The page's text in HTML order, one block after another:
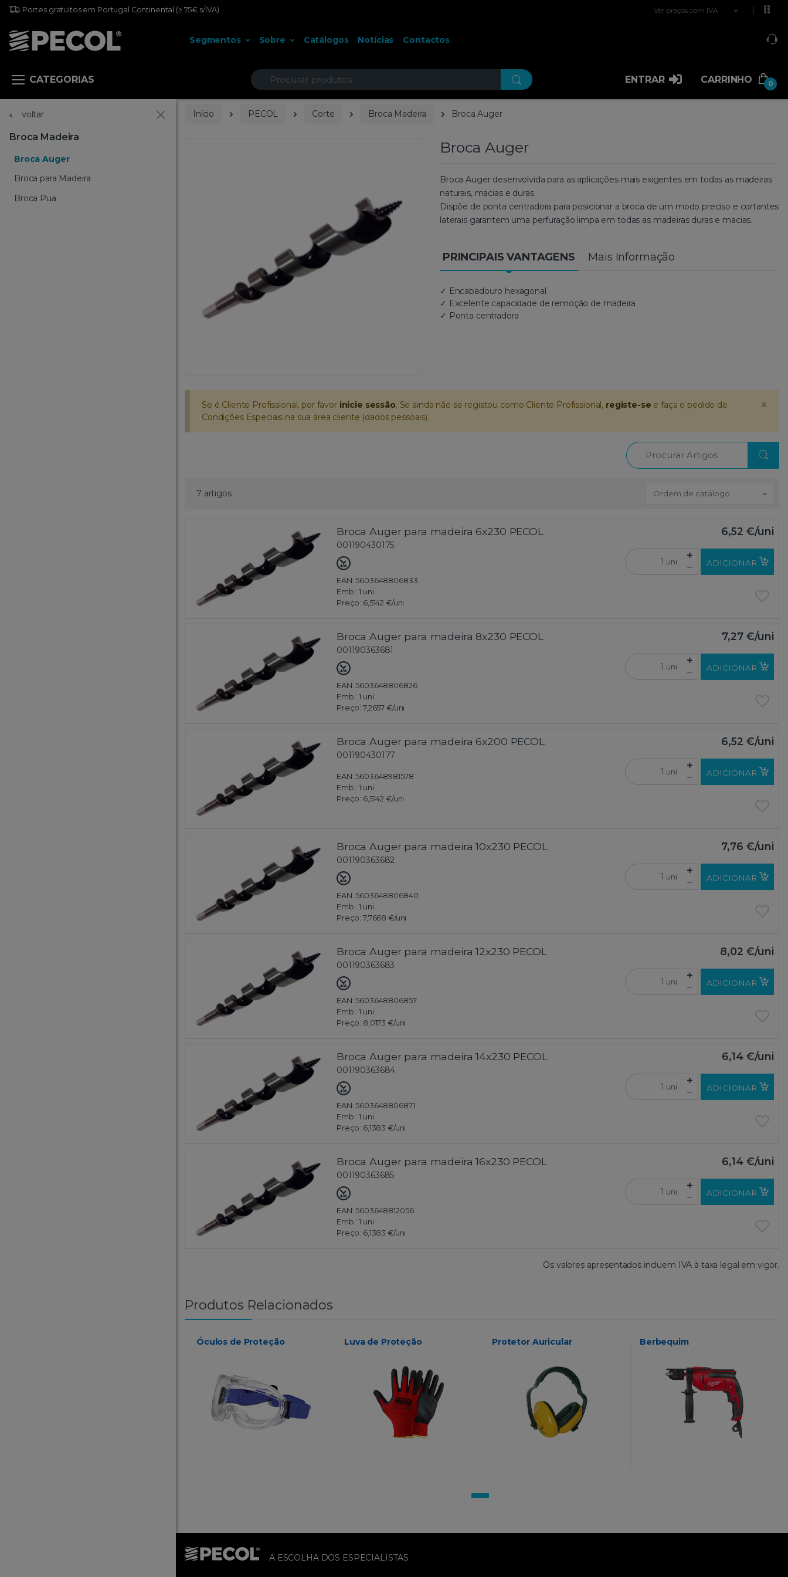
Portes gratuitos em Portugal Continental (≥ 75€ s/IVA) Ver preços com IVA
Segmentos Sobre Catálogos Notícias Contactos
CATEGORIAS Procurar ENTRAR CARRINHO 0
voltar
Broca Madeira
Broca Auger
Broca para Madeira
Broca Pua
Início PECOL Corte Broca Madeira Broca Auger
Broca Auger
Broca Auger desenvolvida para as aplicações mais exigentes em todas as madeiras
naturais, macias e duras.
Dispõe de ponta centradora para posicionar a broca de um modo preciso e cortantes
laterais garantem uma perfuração limpa em todas as madeiras duras e macias.
PRINCIPAIS VANTAGENS Mais Informação
✓ Encabadouro hexagonal
✓ Excelente capacidade de remoção de madeira
✓ Ponta centradora
×
Se é Cliente Profissional, por favor inicie sessão. Se ainda não se registou como Cliente Profissional, registe-se e faça o pedido de
Condições Especiais na sua área cliente (dados pessoais).
Procurar
7 artigos Ordem de catálogo
Broca Auger para madeira 6x230 PECOL
001190430175
EAN: 5603648806833
Emb.:1 uni
Preço: 6,5142 €/uni
6,52 €/uni
uni ADICIONAR
Broca Auger para madeira 8x230 PECOL
001190363681
EAN: 5603648806826
Emb.:1 uni
Preço: 7,2657 €/uni
7,27 €/uni
uni ADICIONAR
Broca Auger para madeira 6x200 PECOL
001190430177
EAN: 5603648981578
Emb.:1 uni
Preço: 6,5142 €/uni
6,52 €/uni
uni ADICIONAR
Broca Auger para madeira 10x230 PECOL
001190363682
EAN: 5603648806840
Emb.:1 uni
Preço: 7,7668 €/uni
7,76 €/uni
uni ADICIONAR
Broca Auger para madeira 12x230 PECOL
001190363683
EAN: 5603648806857
Emb.:1 uni
Preço: 8,0173 €/uni
8,02 €/uni
uni ADICIONAR
Broca Auger para madeira 14x230 PECOL
001190363684
EAN: 5603648806871
Emb.:1 uni
Preço: 6,1383 €/uni
6,14 €/uni
uni ADICIONAR
Broca Auger para madeira 16x230 PECOL
001190363685
EAN: 5603648812056
Emb.:1 uni
Preço: 6,1383 €/uni
6,14 €/uni
uni ADICIONAR
Os valores apresentados incluem IVA à taxa legal em vigor.
Produtos Relacionados
Óculos de Proteção Luva de Proteção Protetor Auricular Berbequim
A ESCOLHA DOS ESPECIALISTAS